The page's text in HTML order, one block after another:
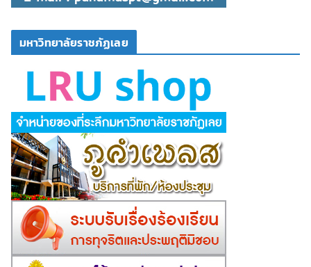
มหาวิทยาลัยราชภัฏเลย